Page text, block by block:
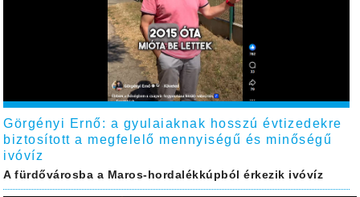
Görgényi Ernő: a gyulaiaknak hosszú évtizedekre
biztosított a megfelelő mennyiségű és minőségű
ivóvíz
A fürdővárosba a Maros-hordalékkúpból érkezik ivóvíz